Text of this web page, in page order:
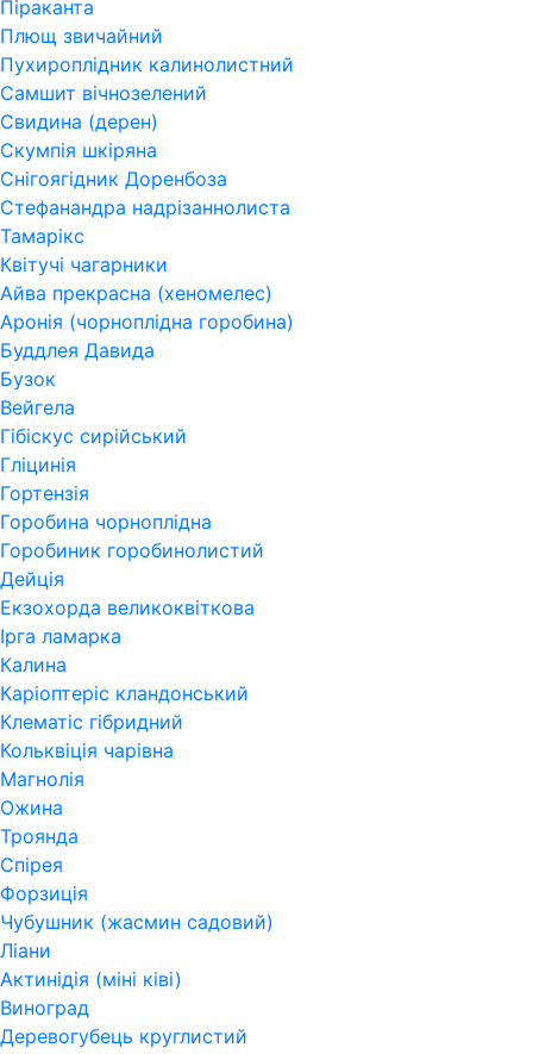
Піраканта
Плющ звичайний
Пухироплідник калинолистний
Самшит вічнозелений
Свидина (дерен)
Скумпія шкіряна
Снігоягідник Доренбоза
Стефанандра надрізаннолиста
Тамарікс
Квітучі чагарники
Айва прекрасна (хеномелес)
Аронія (чорноплідна горобина)
Буддлея Давида
Бузок
Вейгела
Гібіскус сирійський
Гліцинія
Гортензія
Горобина чорноплідна
Горобиник горобинолистий
Дейція
Екзохорда великоквіткова
Ірга ламарка
Калина
Каріоптеріс кландонський
Клематіс гібридний
Кольквіція чарівна
Магнолія
Ожина
Троянда
Спірея
Форзиція
Чубушник (жасмин садовий)
Ліани
Актинідія (міні ківі)
Виноград
Деревогубець круглистий